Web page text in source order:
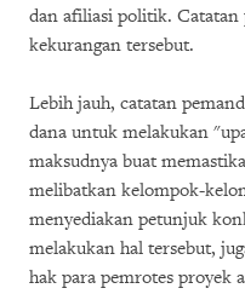
dan afiliasi politik.
kekurangan tersebut.
Lebih jauh, catatan
dana untuk melakukan
maksudnya buat
melibatkan kelompok-
menyediakan petunjuk
melakukan hal tersebut,
hak para pemrotes proyek